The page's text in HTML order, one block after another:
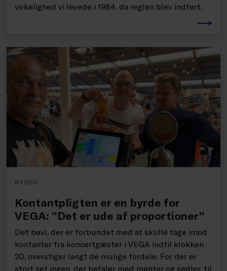
virkelighed vi levede i 1984, da reglen blev indført.
NYHED
Kontantpligten er en byrde for
VEGA: ”Det er ude af proportioner”
Det bøvl, der er forbundet med at skulle tage imod
kontanter fra koncertgæster i VEGA indtil klokken
20, overstiger langt de mulige fordele. For der er
stort set ingen, der betaler med mønter og sedler, til